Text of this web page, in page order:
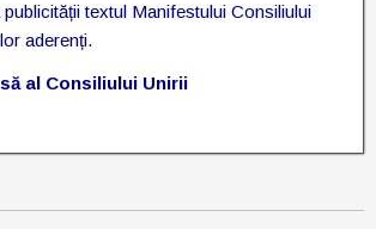
textul Manifestului Consiliului
aderenți.
al Consiliului Unirii